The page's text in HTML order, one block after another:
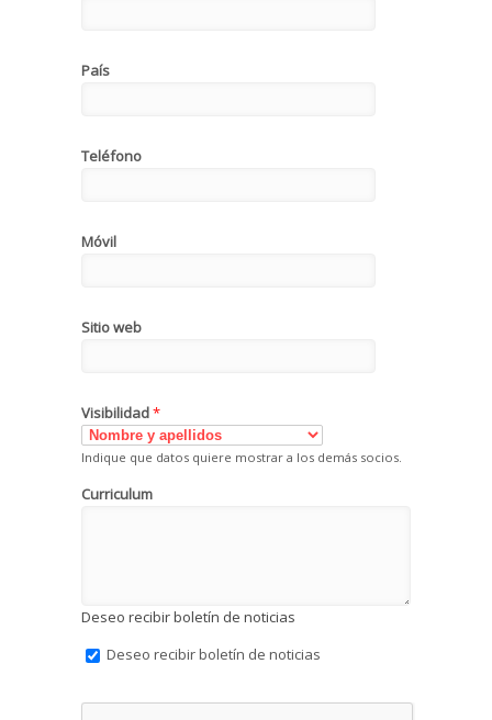
País
Teléfono
Móvil
Sitio web
Visibilidad*
Indique que datos quiere mostrar a los demás socios.
Curriculum
Deseo recibir boletín de noticias
Deseo recibir boletín de noticias